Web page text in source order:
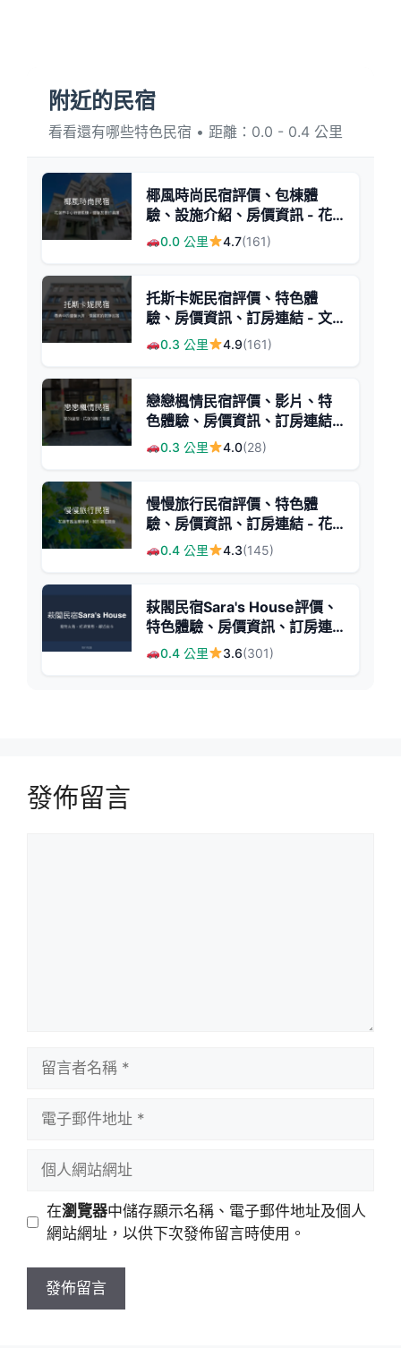
附近的民宿
看看還有哪些特色民宿 • 距離：0.0 - 0.4 公里
椰風時尚民宿評價、包棟體
驗、設施介紹、房價資訊 - 花
蓮市中心舒適包棟首選
0.0 公里 4.7(161)
托斯卡妮民宿評價、特色體
驗、房價資訊、訂房連結 - 文
青溫馨大房
0.3 公里 4.9(161)
戀戀楓情民宿評價、影片、特
色體驗、房價資訊、訂房連結 -
溫馨家庭親子住宿
0.3 公里 4.0(28)
慢慢旅行民宿評價、特色體
驗、房價資訊、訂房連結 - 花
蓮市中心舒適住宿
0.4 公里 4.3(145)
萩閣民宿Sara's House評價、
特色體驗、房價資訊、訂房連
結 - 寵物友善經濟實惠住宿
0.4 公里 3.6(301)
發佈留言
址
站
址
在瀏覽器中儲存顯示名稱、電子郵件地址及個人
網站網址，以供下次發佈留言時使用。